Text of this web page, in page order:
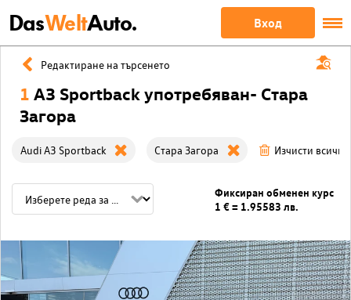
DasWeltAuto. Вход
Редактиране на търсенето
1 A3 Sportback употребяван- Стара
Загора
Audi A3 Sportback Стара Загора Изчисти
Фиксиран обменен курс
1 € = 1.95583 лв.